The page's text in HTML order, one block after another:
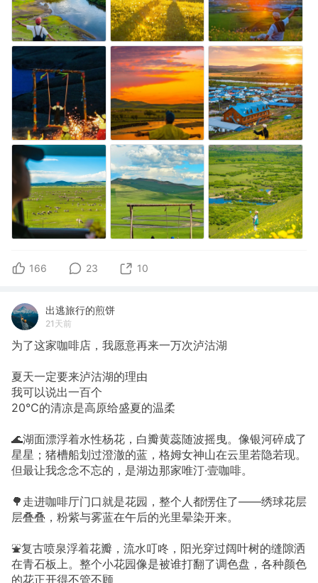
166 23 10
出逃旅行的煎饼
21天前
为了这家咖啡店，我愿意再来一万次泸沽湖
夏天一定要来泸沽湖的理由
我可以说出一百个
20℃的清凉是高原给盛夏的温柔
🌊湖面漂浮着水性杨花，白瓣黄蕊随波摇曳。像银河碎成了
星星；猪槽船划过澄澈的蓝，格姆女神山在云里若隐若现。
但最让我念念不忘的，是湖边那家唯汀·壹咖啡。
🌳走进咖啡厅门口就是花园，整个人都愣住了——绣球花层
层叠叠，粉紫与雾蓝在午后的光里晕染开来。
⛲复古喷泉浮着花瓣，流水叮咚，阳光穿过阔叶树的缝隙洒
在青石板上。整个小花园像是被谁打翻了调色盘，各种颜色
的花正开得不管不顾